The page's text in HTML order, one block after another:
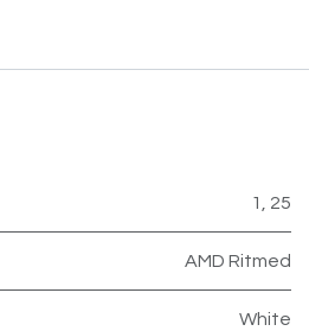
1 , 25
AMD Ritmed
White